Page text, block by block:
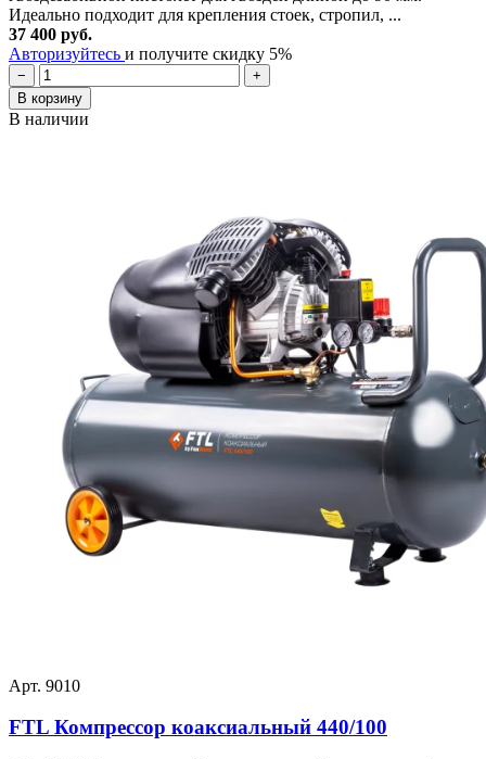
Идеально подходит для крепления стоек, стропил, ...
37 400 руб.
Авторизуйтесь и получите скидку 5%
−
+
В корзину
В наличии
Арт. 9010
FTL Компрессор коаксиальный 440/100